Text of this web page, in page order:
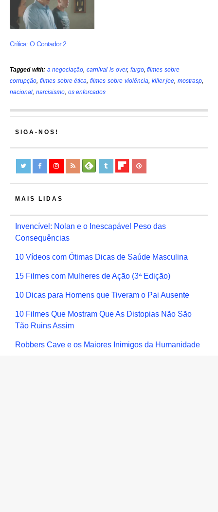
Crítica: O Contador 2
Tagged with: a negociação,carnival is over, fargo,filmes sobre
corrupção, filmes sobre ética,filmes sobre violência, killer joe,mostrasp,
nacional, narcisismo, os enforcados
SIGA-NOS!
MAIS LIDAS
Invencível: Nolan e o Inescapável Peso das
Consequências
10 Vídeos com Ótimas Dicas de Saúde Masculina
15 Filmes com Mulheres de Ação (3ª Edição)
10 Dicas para Homens que Tiveram o Pai Ausente
10 Filmes Que Mostram Que As Distopias Não São
Tão Ruins Assim
Robbers Cave e os Maiores Inimigos da Humanidade